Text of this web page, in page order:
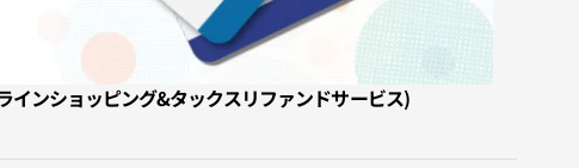
ンショッピング&タックスリファンドサービス)